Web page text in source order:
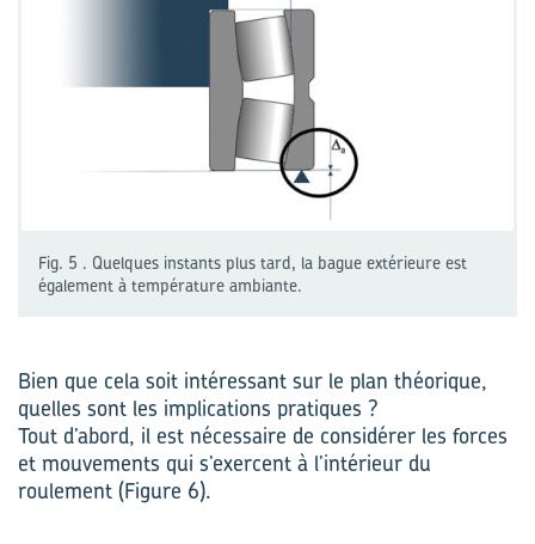
Fig. 5 . Quelques instants plus tard, la bague extérieure est
également à température ambiante.
Bien que cela soit intéressant sur le plan théorique,
quelles sont les implications pratiques ?
Tout d’abord, il est nécessaire de considérer les forces
et mouvements qui s’exercent à l’intérieur du
roulement (Figure 6).